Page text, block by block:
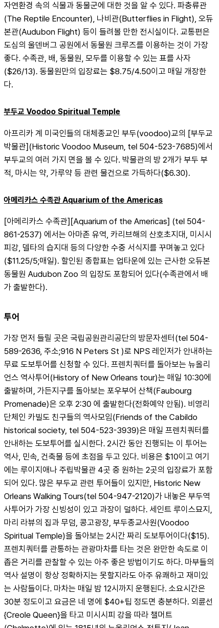
자연환경 속의 식물과 동물군에 대한 것을 알 수 있다. 파충류관
(The Reptile Encounter), 나비관(Butterflies in Flight), 오듀
본관(Audubon Flight) 등이 들려볼 만한 전시실이다. 교통편은
도심의 울덴버그 공원에서 동물원 크루즈를 이용하는 것이 가장
좋다. 수족관, 배, 동물원, 모두를 이용할 수 있는 표를 사자
($26/13). 동물원만의 입장료는 $8.75/4.50이고 매일 개장한
다.
부두교 Voodoo Spiritual Temple
아프리카 계 미국인들의 대체종교인 부두(voodoo)교의 [부두교
박물관](Historic Voodoo Museum, tel 504-523-7685)에서
부두교의 여러 가지 면을 볼 수 있다. 박물관의 방 2개가 부두 부
적, 마시는 약, 가루약 등 관련 물건으로 가득하다($6.30).
아메리카스 수족관 Aquarium of the Americas
[아메리카스 수족관][Aquarium of the Americas] (tel 504-
861-2537) 에서는 아마존 유역, 카리브해의 산호초지대, 미시시
피강, 델타의 습지대 등의 다양한 수중 서식지를 꾸며놓고 있다
($11.25/5;매일). 할인된 종합표는 업타운에 있는 근사한 오듀본
동물원 Audubon Zoo 의 입장도 포함되어 있다(수족관에서 배
가 출발한다).
투어
가장 먼저 들릴 곳은 국립공원관리공단의 방문자센터(tel 504-
589-2636, 주소;916 N Peters St )로 NPS 레인저가 안내하는
무료 도보투어를 신청할 수 있다. 프렌치쿼터를 돌아보는 뉴올리
언스 역사투어(History of New Orleans tour)는 매일 10:30에
출발하며, 가든지구를 돌아보는 포우부어 산책(Faubourg
Promenade)은 오후 2:30 에 출발한다(전화예약 안됨). 비영리
단체인 카빌도 친구들의 역사모임(Friends of the Cabildo
historical society, tel 504-523-3939)은 매일 프렌치쿼터를
안내하는 도보투어를 실시한다. 2시간 동안 진행되는 이 투어는
역사, 민속, 건축물 등에 초점을 두고 있다. 비용은 $10이고 여기
에는 루이지애나 주립박물관 4곳 중 원하는 2곳의 입장료가 포함
되어 있다. 많은 부두교 관련 투어들이 있지만, Historic New
Orleans Walking Tours(tel 504-947-2120)가 내놓은 부두역
사투어가 가장 신빙성이 있고 과장이 덜하다. 세인트 루이스묘지,
마리 라뷰의 집과 무덤, 콩고광장, 부두종교사원(Voodoo
Spiritual Temple)을 돌아보는 2시간 짜리 도보투어이다($15).
프렌치쿼터를 관통하는 관광마차를 타는 것은 완만한 속도로 이
좁은 거리를 관찰할 수 있는 아주 좋은 방법이기도 하다. 마부들의
역사 설명이 항상 정확하지는 못할지라도 아주 유쾌하고 재미있
는 사람들이다. 마차는 매일 밤 12시까지 운행된다. 소요시간은
30분 정도이고 요금은 네 명에 $40+팁 정도면 충분하다. 외륜선
{Creole Queen}을 타고 미시시피 강을 따라 챌머트